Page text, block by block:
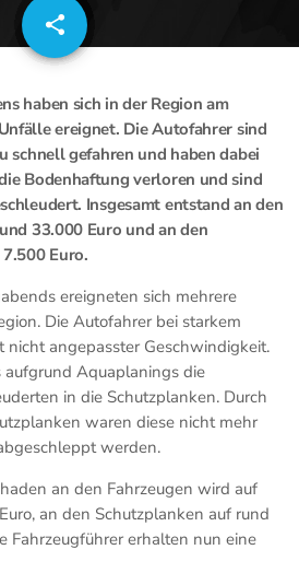
share
email
haben sich in der Region am
ereignet. Die Autofahrer sind
schnell gefahren und haben dabei
Bodenhaftung verloren und sind
Insgesamt entstand an den
33.000 Euro und an den
Euro.
ereigneten sich mehrere
Die Autofahrer bei starkem
nicht angepasster Geschwindigkeit.
aufgrund Aquaplanings die
in die Schutzplanken. Durch
waren diese nicht mehr
werden.
an den Fahrzeugen wird auf
an den Schutzplanken auf rund
Fahrzeugführer erhalten nun eine